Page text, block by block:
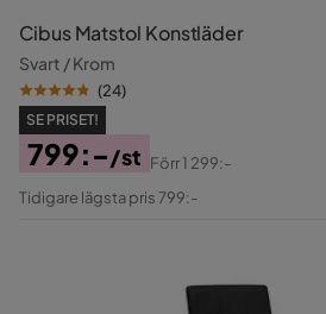
Cibus Matstol Konstläder
Svart / Krom
(24)
SE PRISET!
Pris
799:-/st
Original
Förr1 299:-
Tidigare lägsta pris 799:-